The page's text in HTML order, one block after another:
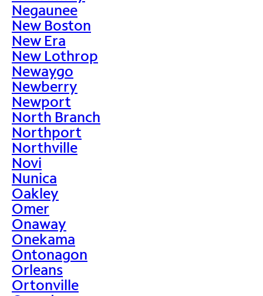
Negaunee
New Boston
New Era
New Lothrop
Newaygo
Newberry
Newport
North Branch
Northport
Northville
Novi
Nunica
Oakley
Omer
Onaway
Onekama
Ontonagon
Orleans
Ortonville